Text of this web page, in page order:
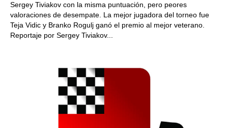
Sergey Tiviakov con la misma puntuación, pero peores
valoraciones de desempate. La mejor jugadora del torneo fue
Teja Vidic y Branko Rogulj ganó el premio al mejor veterano.
Reportaje por Sergey Tiviakov...